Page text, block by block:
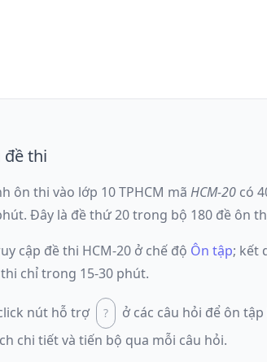
đề thi
ôn thi vào lớp 10 TPHCM mã HCM-20 có
. Đây là đềthứ 20trong bộ 180 đề ôn
cập đề thi HCM-20 ở chế độ Ôn tập; kết
chỉ trong 15-30 phút.
nút hỗ trợ ở các câu hỏi để ôn
chi tiết và tiến bộ qua mỗi câu hỏi.